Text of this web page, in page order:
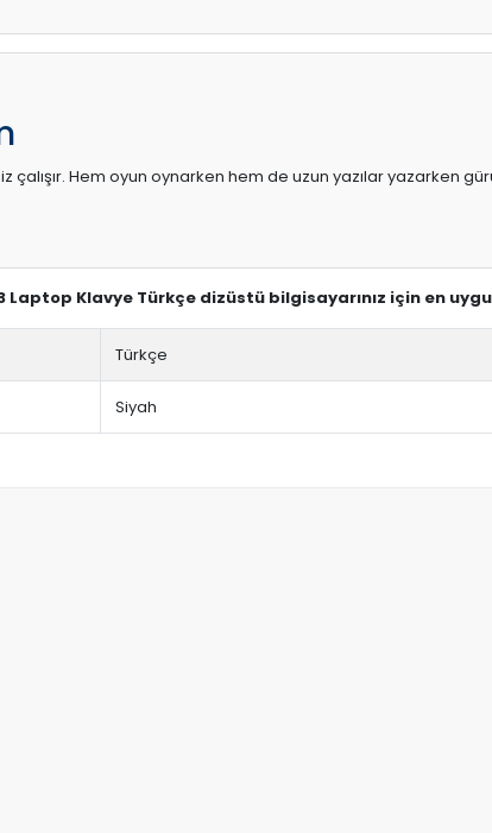
çalışır. Hem oyun oynarken hem de uzun yazılar yazarken
Laptop Klavye Türkçe dizüstü bilgisayarınız için en
Türkçe
Siyah